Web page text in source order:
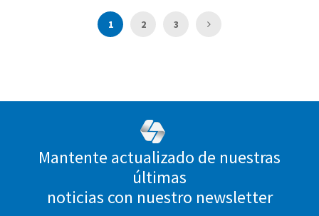
Página
Actualmente estás leyendo página
1 2 3 Siguiente
Mantente actualizado de nuestras
últimas
noticias con nuestro newsletter